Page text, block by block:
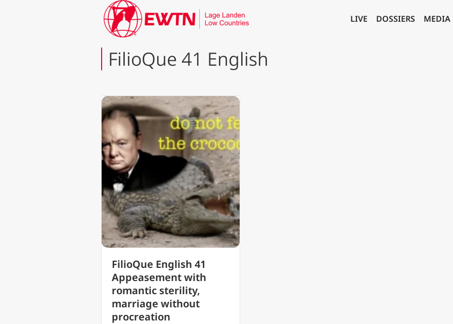
LIVE DOSSIERS MEDIA
FilioQue 41 English
FilioQue English 41
Appeasement with
romantic sterility,
marriage without
procreation